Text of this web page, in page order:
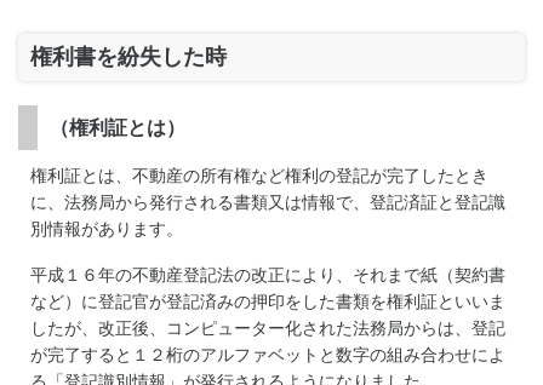
権利書を紛失した時
（権利証とは）
権利証とは、不動産の所有権など権利の登記が完了したとき
に、法務局から発行される書類又は情報で、登記済証と登記識
別情報があります。
平成１６年の不動産登記法の改正により、それまで紙（契約書
など）に登記官が登記済みの押印をした書類を権利証といいま
したが、改正後、コンピューター化された法務局からは、登記
が完了すると１２桁のアルファベットと数字の組み合わせによ